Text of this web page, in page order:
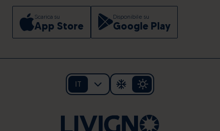
Scarica su
App Store
Disponibile su
Google Play
IT